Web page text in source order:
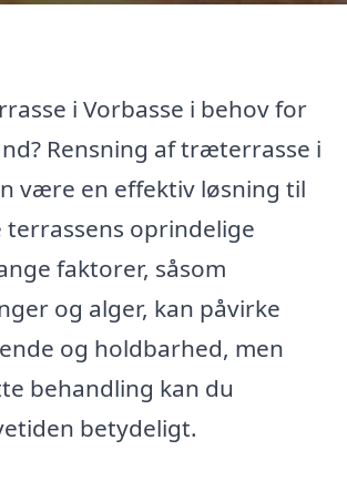
i Vorbasse i behov for
Rensning af træterrasse i
være en effektiv løsning til
terrassens oprindelige
faktorer, såsom
og alger, kan påvirke
og holdbarhed, men
behandling kan du
betydeligt.